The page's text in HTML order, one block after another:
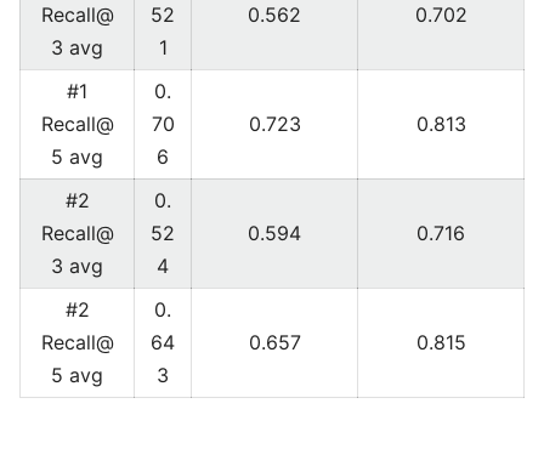
Recall@
3 avg
52
1
0.562 0.702
#1
Recall@
5 avg
0.
70
6
0.723 0.813
#2
Recall@
3 avg
0.
52
4
0.594 0.716
#2
Recall@
5 avg
0.
64
3
0.657 0.815